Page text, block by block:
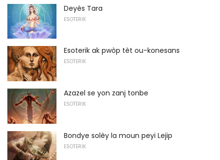
Deyès Tara
ESOTERIK
Esoterik ak pwòp tèt ou-konesans
ESOTERIK
Azazel se yon zanj tonbe
ESOTERIK
Bondye solèy la moun peyi Lejip
ESOTERIK